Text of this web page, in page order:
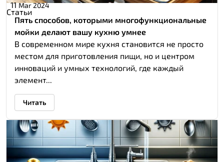
11 Mar 2024
Статьи
Пять способов, которыми многофункциональные
мойки делают вашу кухню умнее
В современном мире кухня становится не просто
местом для приготовления пищи, но и центром
инноваций и умных технологий, где каждый
элемент...
Читать